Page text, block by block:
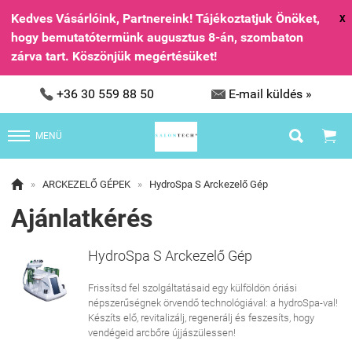
Kedves Vásárlóink, Partnereink! Tájékoztatjuk Önöket,
hogy bemutatótermünk augusztus 8-án, szombaton
zárva tart. Köszönjük megértésüket!
X
 +36 30 559 88 50  E-mail küldés »
MENÜ  
 » ARCKEZELŐ GÉPEK » HydroSpa S Arckezelő Gép
Ajánlatkérés
HydroSpa S Arckezelő Gép
Frissítsd fel szolgáltatásaid egy külföldön óriási
népszerűségnek örvendő technológiával: a hydroSpa-val!
Készíts elő, revitalizálj, regenerálj és feszesíts, hogy
vendégeid arcbőre újjászülessen!